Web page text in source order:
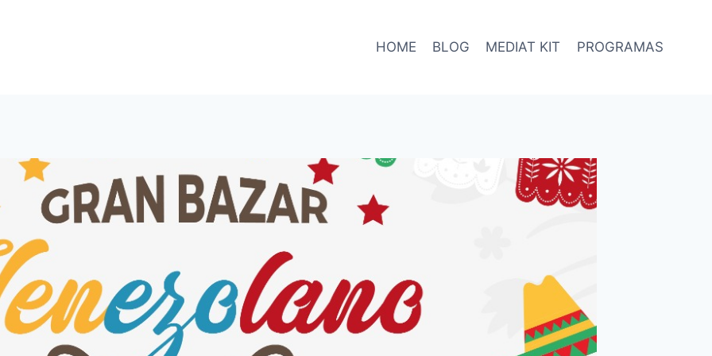
HOME BLOG MEDIAT KIT PROGRAMAS